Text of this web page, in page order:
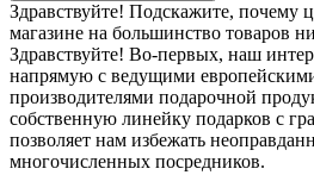
Здравствуйте! Подскажите, почему
магазине на большинство товаров
Здравствуйте! Во-первых, наш
напрямую с ведущими
производителями подарочной
собственную линейку подарков с
позволяет нам избежать
многочисленных посредников.